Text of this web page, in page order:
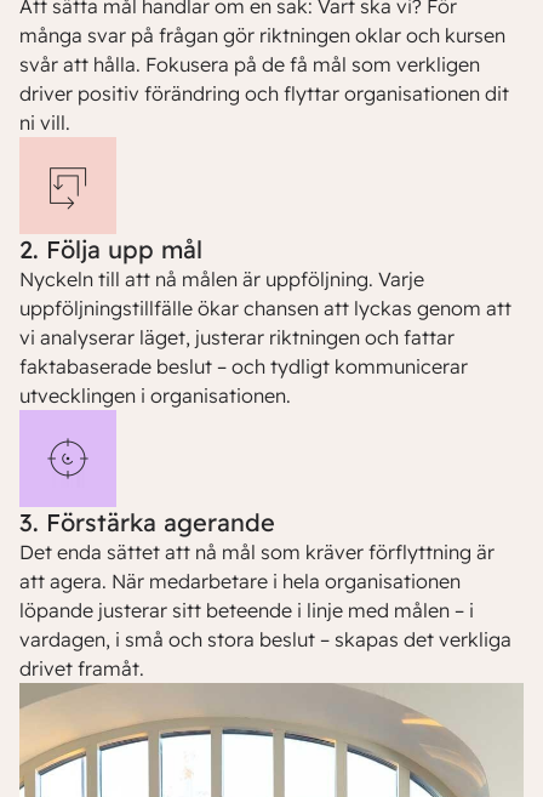
Att sätta mål handlar om en sak: Vart ska vi? För
många svar på frågan gör riktningen oklar och kursen
svår att hålla. Fokusera på de få mål som verkligen
driver positiv förändring och flyttar organisationen dit
ni vill.
2. Följa upp mål
Nyckeln till att nå målen är uppföljning. Varje
uppföljningstillfälle ökar chansen att lyckas genom att
vi analyserar läget, justerar riktningen och fattar
faktabaserade beslut – och tydligt kommunicerar
utvecklingen i organisationen.
3. Förstärka agerande
Det enda sättet att nå mål som kräver förflyttning är
att agera. När medarbetare i hela organisationen
löpande justerar sitt beteende i linje med målen – i
vardagen, i små och stora beslut – skapas det verkliga
drivet framåt.